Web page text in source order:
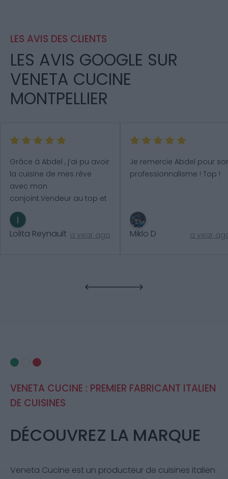
LES AVIS DES CLIENTS
LES AVIS GOOGLE SUR
VENETA CUCINE
MONTPELLIER
Lolita Reynault a year ago
Grâce à Abdel , j’ai pu avoir
la cuisine de mes rêve
avec mon
conjoint.Vendeur au top et
de très bo
Miklo D a year
Je remercie Abdel pour
professionnalisme ! Top !
VENETA CUCINE : PREMIER FABRICANT ITALIEN
DE CUISINES
DÉCOUVREZ LA MARQUE
Veneta Cucine est un producteur de cuisines italien